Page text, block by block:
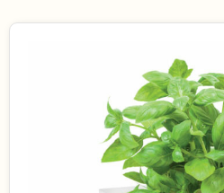
Schrijfwaren
Duurzame keuzes
Made in Europe